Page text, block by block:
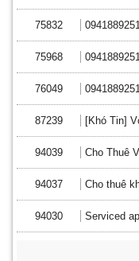
75832
75968
76049
87239 [Khó Tin]
94039 Cho Thuê
94037 Cho thuê
94030 Serviced